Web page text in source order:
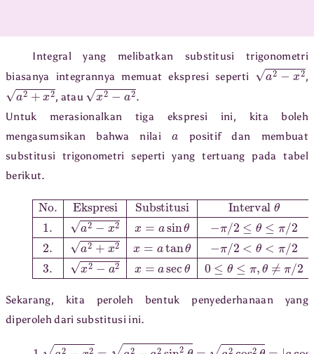
Integral yang melibatkan substitusi trigonometri
biasanya integrannya memuat ekspresi seperti
a2−x,
a2+x, atau x2−a.
Untuk merasionalkan tiga ekspresi ini, kita boleh
mengasumsikan bahwa nilai
positif dan membuat
substitusi trigonometri seperti yang tertuang pada tabel
berikut.
No.EkspresiSubstitusiIntervalθ1.a2−x2x=asinθ−
Sekarang, kita peroleh bentuk penyederhanaan yang
diperoleh dari substitusi ini.
2−x2=a2 sin2θ=a2cos2 acosθ|=a